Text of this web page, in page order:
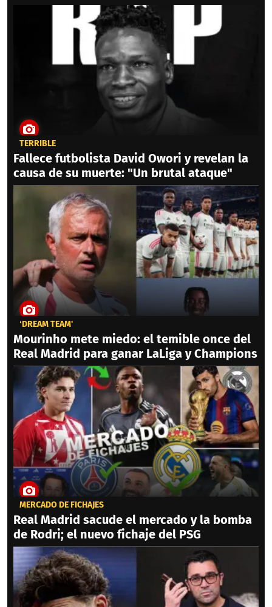
TERRIBLE
Fallece futbolista David Owori y revelan la
causa de su muerte: "Un brutal ataque"
‘DREAM TEAM'
Mourinho mete miedo: el temible once del
Real Madrid para ganar LaLiga y Champions
MERCADO DE FICHAJES
Real Madrid sacude el mercado y la bomba
de Rodri; el nuevo fichaje del PSG